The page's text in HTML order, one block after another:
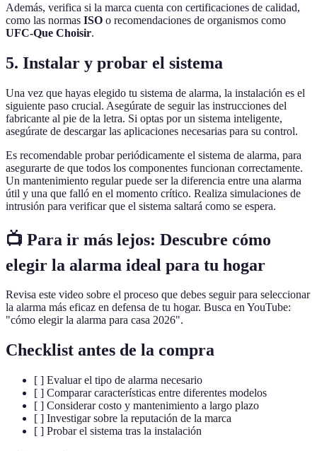
Además, verifica si la marca cuenta con certificaciones de calidad,
como las normas ISO o recomendaciones de organismos como
UFC-Que Choisir.
5. Instalar y probar el sistema
Una vez que hayas elegido tu sistema de alarma, la instalación es el
siguiente paso crucial. Asegúrate de seguir las instrucciones del
fabricante al pie de la letra. Si optas por un sistema inteligente,
asegúrate de descargar las aplicaciones necesarias para su control.
Es recomendable probar periódicamente el sistema de alarma, para
asegurarte de que todos los componentes funcionan correctamente.
Un mantenimiento regular puede ser la diferencia entre una alarma
útil y una que falló en el momento crítico. Realiza simulaciones de
intrusión para verificar que el sistema saltará como se espera.
📺 Para ir más lejos: Descubre cómo
elegir la alarma ideal para tu hogar
Revisa este video sobre el proceso que debes seguir para seleccionar
la alarma más eficaz en defensa de tu hogar. Busca en YouTube:
"cómo elegir la alarma para casa 2026".
Checklist antes de la compra
[ ] Evaluar el tipo de alarma necesario
[ ] Comparar características entre diferentes modelos
[ ] Considerar costo y mantenimiento a largo plazo
[ ] Investigar sobre la reputación de la marca
[ ] Probar el sistema tras la instalación